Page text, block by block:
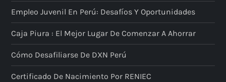
Empleo Juvenil En Perú: Desafíos Y Oportunidades
Caja Piura : El Mejor Lugar De Comenzar A Ahorrar
Cómo Desafiliarse De DXN Perú
Certificado De Nacimiento Por RENIEC